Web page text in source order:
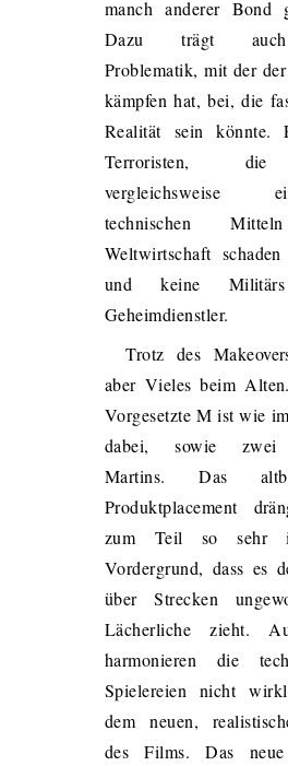
manch anderer Bond
Dazu trägt
Problematik, mit der
kämpfen hat, bei, die
Realität sein könnte.
Terroristen,
vergleichsweise
technischen
Weltwirtschaft
und keine
Geheimdienstler.
Trotz des
aber Vieles beim
Vorgesetzte M ist wie
dabei, sowie zwei
Martins. Das
Produktplacement
zum Teil so sehr
Vordergrund, dass es
über Strecken
Lächerliche zieht.
harmonieren die
Spielereien nicht
dem neuen,
des Films. Das